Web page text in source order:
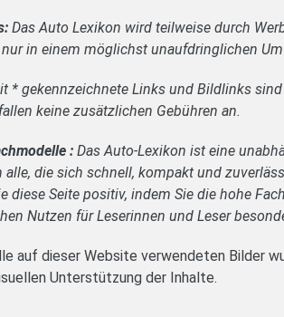
Das Auto Lexikon wird teilweise durch
in einem möglichst unaufdringlichen
* gekennzeichnete Links und Bildlinks
keine zusätzlichen Gebühren an.
: Das Auto-Lexikon ist eine
alle, die sich schnell, kompakt und
diese Seite positiv, indem Sie die hohe
Nutzen für Leserinnen und Leser
auf dieser Website verwendeten Bilder
Unterstützung der Inhalte.